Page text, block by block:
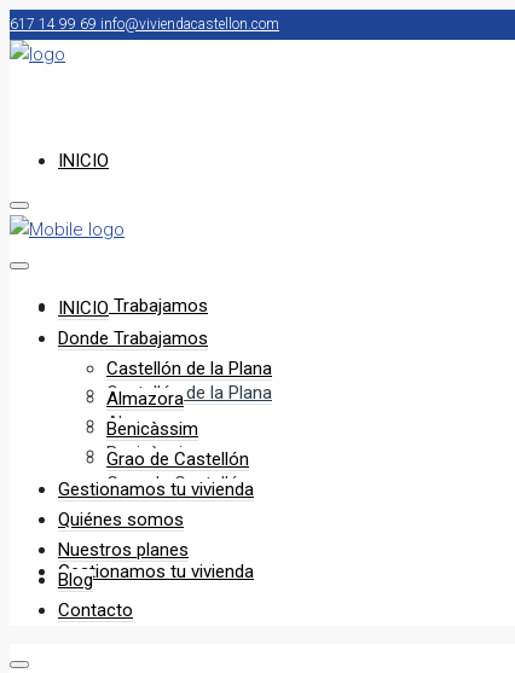
617 14 99 69 info@viviendacastellon.com
INICIO
Donde Trabajamos
Castellón de la Plana
Almazora
Benicàssim
Grao de Castellón
Gestionamos tu vivienda
INICIO
Donde Trabajamos
Castellón de la Plana
Almazora
Benicàssim
Grao de Castellón
Gestionamos tu vivienda
Quiénes somos
Nuestros planes
Blog
Contacto